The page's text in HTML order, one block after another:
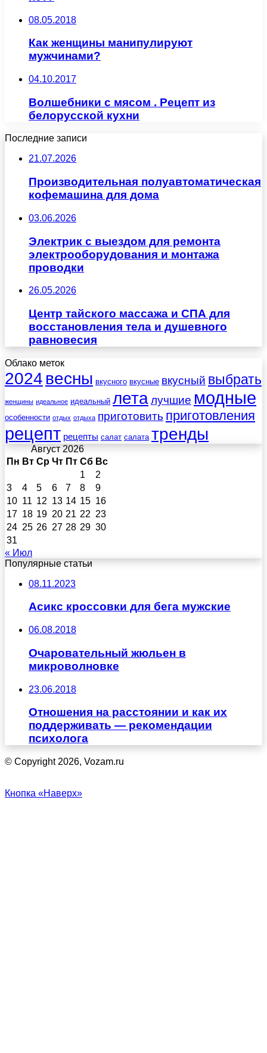
08.05.2018
Как женщины манипулируют
мужчинами?
04.10.2017
Волшебники с мясом . Рецепт из
белорусской кухни
Последние записи
21.07.2026
Производительная полуавтоматическая
кофемашина для дома
03.06.2026
Электрик с выездом для ремонта
электрооборудования и монтажа
проводки
26.05.2026
Центр тайского массажа и СПА для
восстановления тела и душевного
равновесия
Облако меток
2024 весны вкусного вкусные вкусный выбрать
женщины идеальное идеальный леталучшие модные
особенности отдых отдыха приготовить приготовления
рецепт рецепты салат салата тренды
Август 2026
Пн Вт Ср Чт Пт Сб Вс
1
2
3
4 5 6 7 8
9
10 11 12 13 14 15 16
17 18 19 20 21 22 23
24 25 26 27 28 29 30
31
« Июл
Популярные статьи
08.11.2023
Асикс кроссовки для бега мужские
06.08.2018
Очаровательный жюльен в
микроволновке
23.06.2018
Отношения на расстоянии и как их
поддерживать — рекомендации
психолога
© Copyright 2026, Vozam.ru
Кнопка «Наверх»